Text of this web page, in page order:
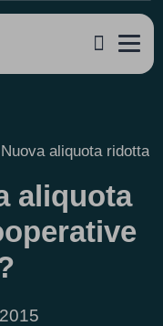
aliquota ridotta
aliquota